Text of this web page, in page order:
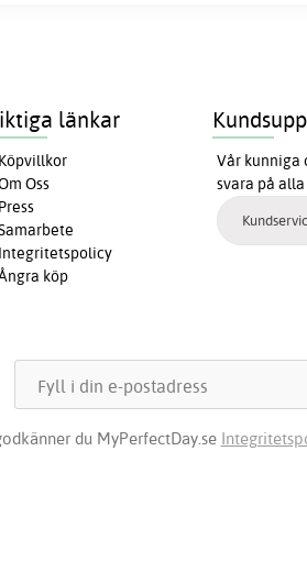
länkar
Köpvillkor
Oss
Press
Integritetspolicy
köp
Vår kunniga
svara på
du MyPerfectDay.se